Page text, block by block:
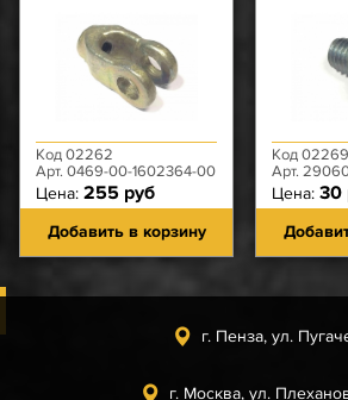
Код 02262
Арт. 0469-00-1602364-00
Цена: 255 руб
Добавить в корзину
Код 02269
Арт.
Цена: 30
г. Пенза, ул.
г. Москва, ул.